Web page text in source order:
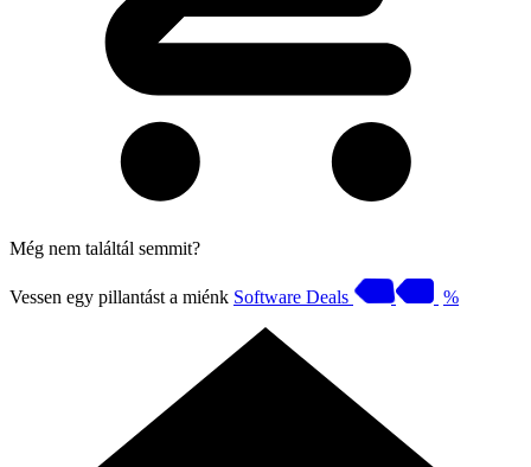
Még nem találtál semmit?
Vessen egy pillantást a miénk Software Deals %